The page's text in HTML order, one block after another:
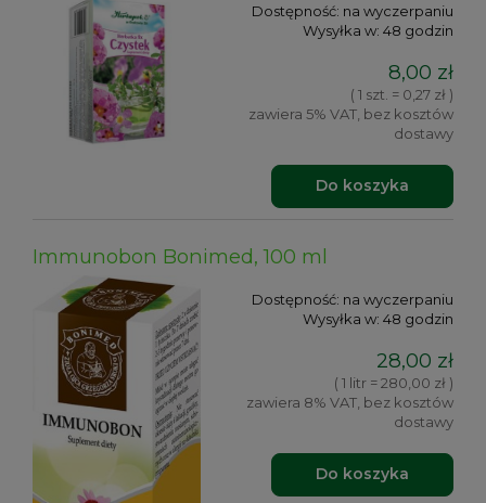
Dostępność: na wyczerpaniu
Wysyłka w: 48 godzin
8,00 zł
( 1 szt. = 0,27 zł )
zawiera 5% VAT, bez kosztów
dostawy
Do koszyka
Immunobon Bonimed, 100 ml
Dostępność: na wyczerpaniu
Wysyłka w: 48 godzin
28,00 zł
( 1 litr = 280,00 zł )
zawiera 8% VAT, bez kosztów
dostawy
Do koszyka